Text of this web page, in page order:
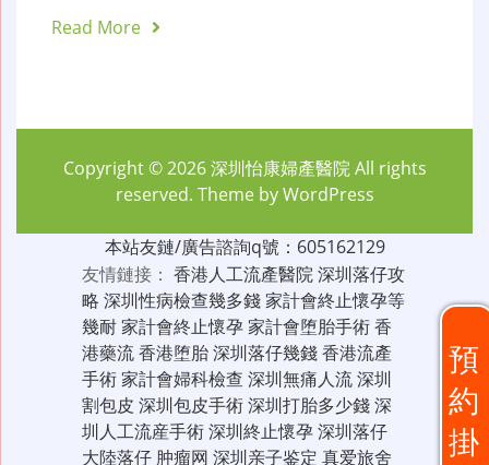
Read More
預
約
掛
Copyright © 2026深圳怡康婦產醫院All rights
reserved. Theme byWordPress
本站友鏈/廣告諮詢q號：605162129
友情鏈接： 香港人工流產醫院深圳落仔攻
略 深圳性病檢查幾多錢家計會終止懷孕等
幾耐家計會終止懷孕家計會堕胎手術香
港藥流香港堕胎深圳落仔幾錢香港流產
手術家計會婦科檢查 深圳無痛人流深圳
割包皮 深圳包皮手術深圳打胎多少錢深
圳人工流産手術深圳終止懷孕深圳落仔
大陸落仔 肿瘤网 深圳亲子鉴定 真爱旅舍